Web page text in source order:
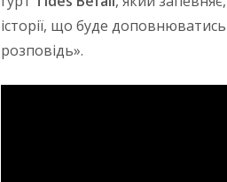
історії, що буде
розповідь».